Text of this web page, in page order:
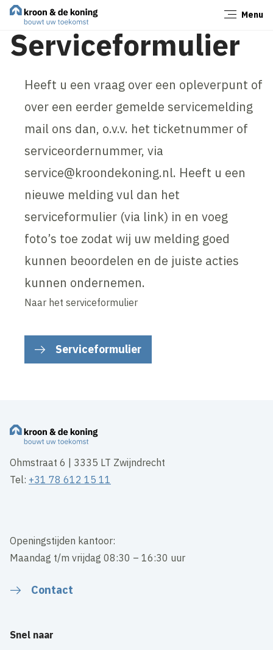
Menu
Serviceformulier
Heeft u een vraag over een opleverpunt of
over een eerder gemelde servicemelding
mail ons dan, o.v.v. het ticketnummer of
serviceordernummer, via
service@kroondekoning.nl. Heeft u een
nieuwe melding vul dan het
serviceformulier (via link) in en voeg
foto’s toe zodat wij uw melding goed
kunnen beoordelen en de juiste acties
kunnen ondernemen.
Naar het serviceformulier
Serviceformulier
Ohmstraat 6 | 3335 LT Zwijndrecht
Tel: +31 78 612 15 11
Openingstijden kantoor:
Maandag t/m vrijdag 08:30 – 16:30 uur
Contact
Snel naar
Sluiten